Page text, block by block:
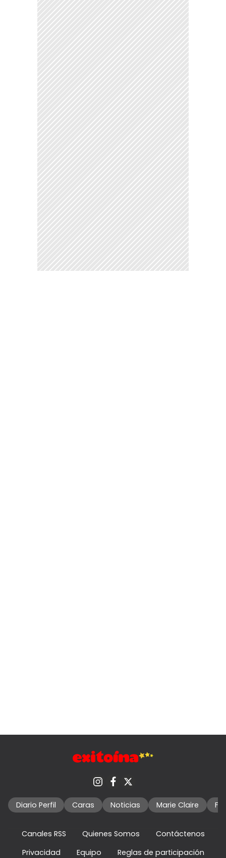
Diario Perfil Caras Noticias Marie Claire
Canales RSS Quienes Somos
Contáctenos
Privacidad
Equipo Reglas de participación